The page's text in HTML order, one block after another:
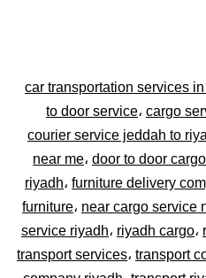
بالرياض|
–
توصيل
car transportation services
to door service، cargo
courier service jeddah to
near me، door to door
riyadh، furniture delivery
furniture، near cargo service
service riyadh، riyadh cargo،
transport services، transport